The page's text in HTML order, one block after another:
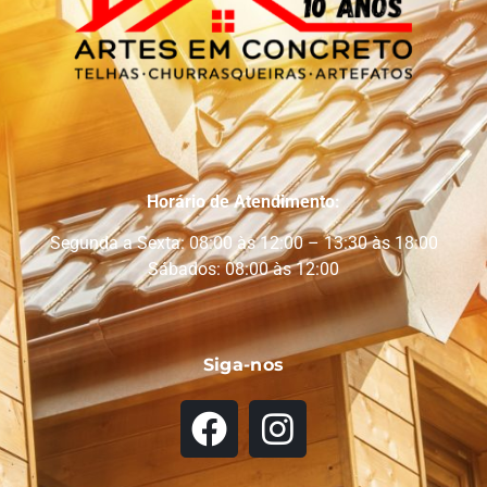
Horário de Atendimento:
Segunda a Sexta: 08:00 às 12:00 – 13:30 às 18:00
Sábados: 08:00 às 12:00
Siga-nos